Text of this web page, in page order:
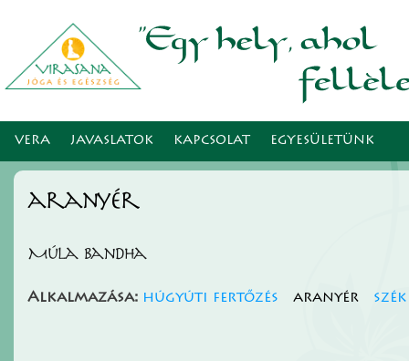
VERA JAVASLATOK KAPCSOLAT EGYESÜLETÜNK
aranyér
Múla bandha
Alkalmazása: húgyúti fertőzés aranyér